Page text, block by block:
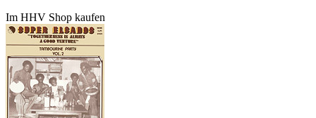
Im HHV Shop kaufen